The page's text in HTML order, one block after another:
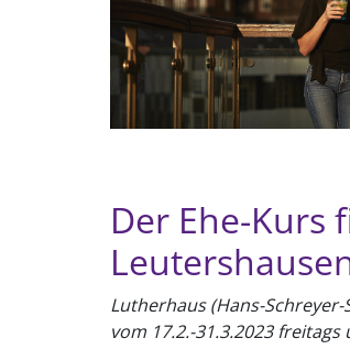
Der Ehe-Kurs
Lutherhaus (Hans-Schreyer-
vom 17.2.-31.3.2023 freitags